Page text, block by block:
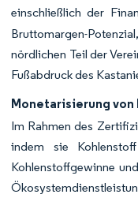
einschließlich der
Bruttomargen-
nördlichen Teil der
Fußabdruck des
Monetarisierung
Im Rahmen des
indem sie
Kohlenstoffgewinne